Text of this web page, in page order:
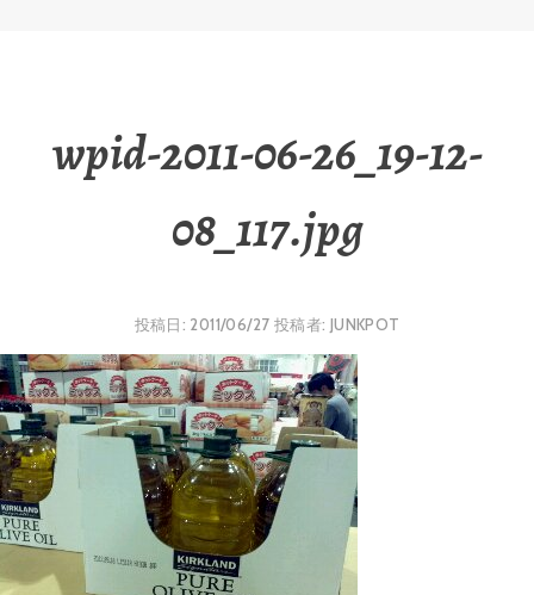
wpid-2011-06-26_19-12-
08_117.jpg
投稿日: 2011/06/27 投稿者: JUNKPOT